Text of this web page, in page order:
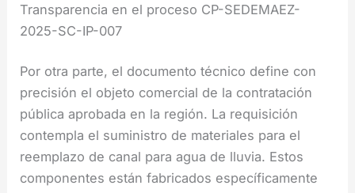
Transparencia en el proceso CP-SEDEMAEZ-
2025-SC-IP-007
Por otra parte, el documento técnico define con
precisión el objeto comercial de la contratación
pública aprobada en la región. La requisición
contempla el suministro de materiales para el
reemplazo de canal para agua de lluvia. Estos
componentes están fabricados específicamente